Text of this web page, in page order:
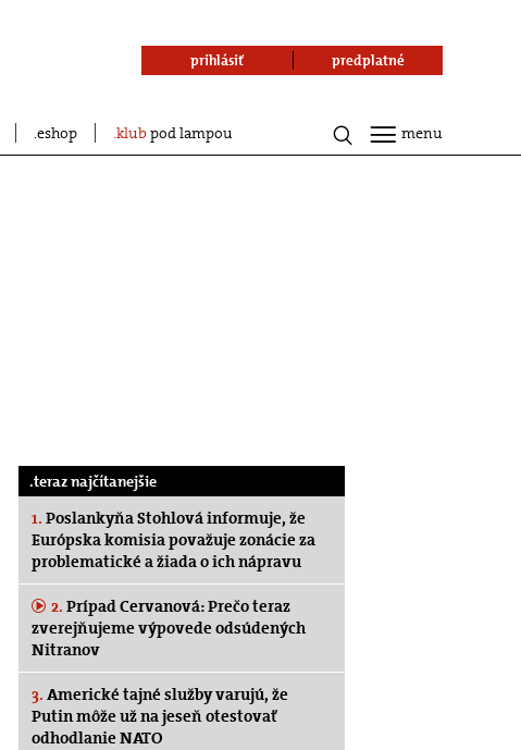
eshop klubpod lampou
prihlásiť predplatné
menu
.teraz najčítanejšie
1. Poslankyňa Stohlová informuje, že
Európska komisia považuje zonácie za
problematické a žiada o ich nápravu
2. Prípad Cervanová: Prečo teraz
zverejňujeme výpovede odsúdených
Nitranov
3. Americké tajné služby varujú, že
Putin môže už na jeseň otestovať
odhodlanie NATO